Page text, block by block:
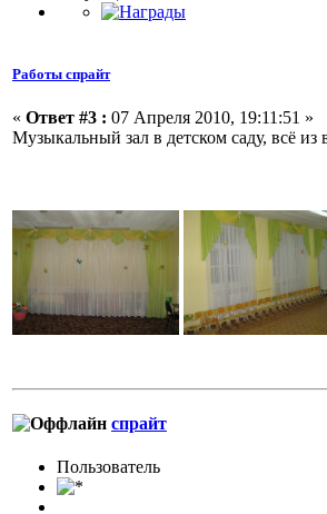
Работы спрайт
« Ответ #3 : 07 Апреля 2010, 19:11:51 »
Музыкальный зал в детском саду, всё из
спрайт
Пользовaтeль